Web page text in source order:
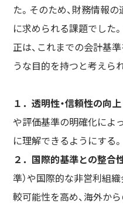
た。そのため、財務情報
に求められる課題でした
正は、これまでの会計基
うな目的を持つと考えら
１．透明性・信頼性の向上
や評価基準の明確化によ
に理解できるようにする。
２．国際的基準との整合
準）や国際的な非営利組
較可能性を高め、海外か